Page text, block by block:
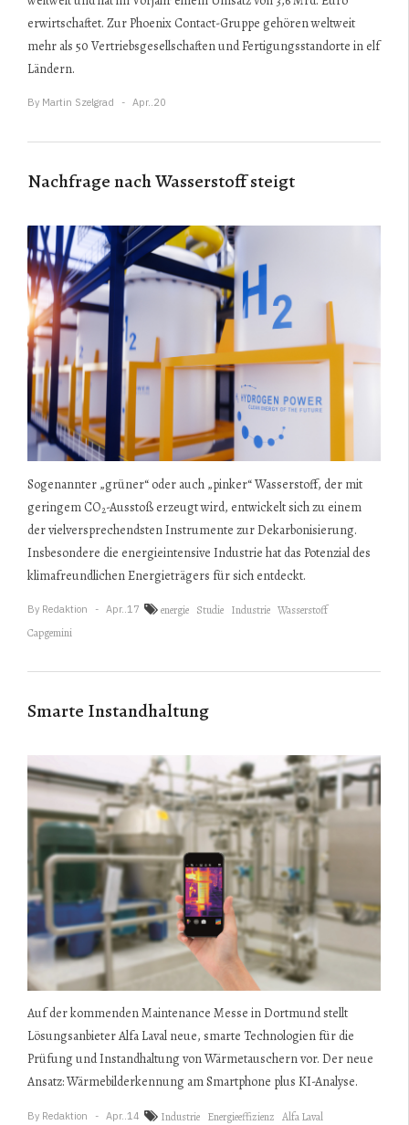
erwirtschaftet. Zur Phoenix Contact-Gruppe gehören weltweit
mehr als 50 Vertriebsgesellschaften und Fertigungsstandorte in elf
Ländern.
By Martin Szelgrad Apr..20
Nachfrage nach Wasserstoff steigt
Sogenannter „grüner“ oder auch „pinker“ Wasserstoff, der mit
geringem CO2-Ausstoß erzeugt wird​, entwickelt sich zu einem
der vielversprechendsten Instrumente zur Dekarbonisierung.
Insbesondere die energieintensive Industrie hat das Potenzial des
klimafreundlichen Energieträgers für sich entdeckt.
By Redaktion Apr..17 energie Studie Industrie Wasserstoff
Capgemini
Smarte Instandhaltung
Auf der kommenden Maintenance Messe in Dortmund stellt
Lösungsanbieter Alfa Laval neue, smarte Technologien für die
Prüfung und Instandhaltung von Wärmetauschern vor. Der neue
Ansatz: Wärmebilderkennung am Smartphone plus KI-Analyse.
By Redaktion Apr..14 Industrie Energieeffizienz Alfa Laval